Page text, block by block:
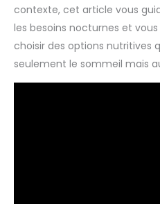
contexte, cet article vous
les besoins nocturnes et
choisir des options nutritives
seulement le sommeil mais